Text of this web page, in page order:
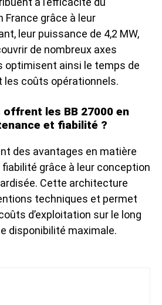
grâce à leur
leur puissance de 4,2 MW,
de nombreux axes
optimisent ainsi le temps de
coûts opérationnels.
les BB 27000 en
et fiabilité ?
des avantages en matière
grâce à leur conception
Cette architecture
techniques et permet
d’exploitation sur le long
disponibilité maximale.